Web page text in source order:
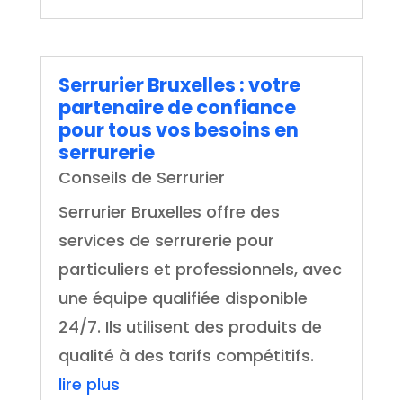
Serrurier Bruxelles : votre
partenaire de confiance
pour tous vos besoins en
serrurerie
Conseils de Serrurier
Serrurier Bruxelles offre des
services de serrurerie pour
particuliers et professionnels, avec
une équipe qualifiée disponible
24/7. Ils utilisent des produits de
qualité à des tarifs compétitifs.
lire plus